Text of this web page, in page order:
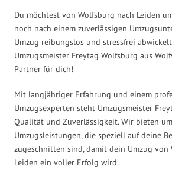
Du möchtest von Wolfsburg nach Leiden
noch nach einem zuverlässigen
Umzug reibungslos und stressfrei
Umzugsmeister Freytag Wolfsburg aus
Partner für dich!
Mit langjähriger Erfahrung und einem
Umzugsexperten steht Umzugsmeister
Qualität und Zuverlässigkeit. Wir bieten
Umzugsleistungen, die speziell auf deine
zugeschnitten sind, damit dein Umzug von
Leiden ein voller Erfolg wird.